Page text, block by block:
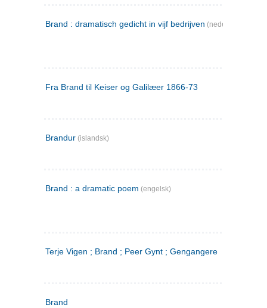
Brand : dramatisch gedicht in vijf bedrijven (nederlandsk)
Fra Brand til Keiser og Galilæer 1866-73
Brandur (islandsk)
Brand : a dramatic poem (engelsk)
Terje Vigen ; Brand ; Peer Gynt ; Gengangere
Brand